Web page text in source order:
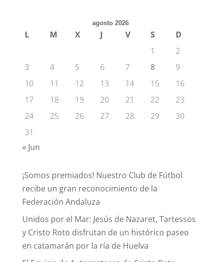
agosto 2026
L M X J V S
D
1
2
3
4 5 6 7 8
9
10
11 12 13 14 15
16
17
18 19 20 21 22
23
24
25 26 27 28 29
30
31
« Jun
¡Somos premiados! Nuestro Club de Fútbol
recibe un gran reconocimiento de la
Federación Andaluza
Unidos por el Mar: Jesús de Nazaret, Tartessos
y Cristo Roto disfrutan de un histórico paseo
en catamarán por la ría de Huelva